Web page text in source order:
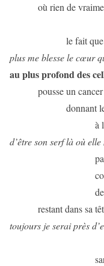
où rien de
le fait
plus me blesse le cœur
au plus profond des
pousse un
donnant
à
d’être son serf là où elle
restant dans sa
toujours je serai près